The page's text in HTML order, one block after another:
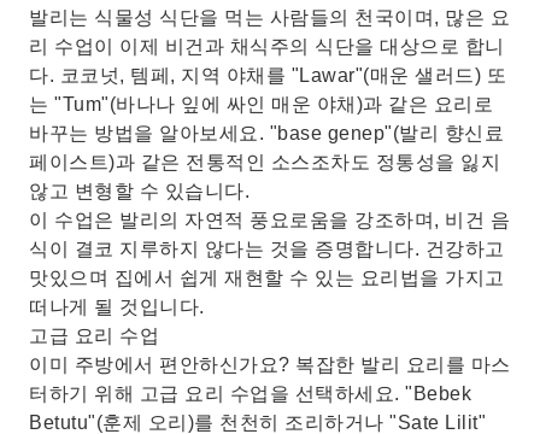
발리는 식물성 식단을 먹는 사람들의 천국이며, 많은 요
리 수업이 이제 비건과 채식주의 식단을 대상으로 합니
다. 코코넛, 템페, 지역 야채를 "Lawar"(매운 샐러드) 또
는 "Tum"(바나나 잎에 싸인 매운 야채)과 같은 요리로
바꾸는 방법을 알아보세요. "base genep"(발리 향신료
페이스트)과 같은 전통적인 소스조차도 정통성을 잃지
않고 변형할 수 있습니다.
이 수업은 발리의 자연적 풍요로움을 강조하며, 비건 음
식이 결코 지루하지 않다는 것을 증명합니다. 건강하고
맛있으며 집에서 쉽게 재현할 수 있는 요리법을 가지고
떠나게 될 것입니다.
고급 요리 수업
이미 주방에서 편안하신가요? 복잡한 발리 요리를 마스
터하기 위해 고급 요리 수업을 선택하세요. "Bebek
Betutu"(훈제 오리)를 천천히 조리하거나 "Sate Lilit"